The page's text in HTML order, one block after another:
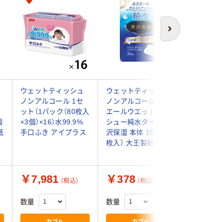
次へ
ウェットティッシュ
ノンアルコール 1セ
ット（1パック（80枚入
×3個）×16）水99.9%
手口ふき アイプラス
ウェットティッシュ
ノンアルコール エリ
エールウエットティ
シュー純水タイプ贅
沢保湿 本体 1個（50
枚入） 大王製紙
￥7,981 （税込）
数量
￥378 （税込）
数量